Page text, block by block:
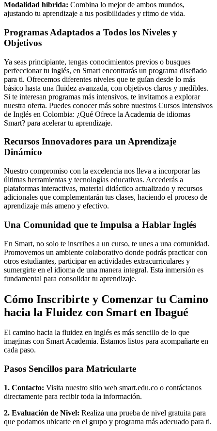
Modalidad híbrida: Combina lo mejor de ambos mundos,
ajustando tu aprendizaje a tus posibilidades y ritmo de vida.
Programas Adaptados a Todos los Niveles y
Objetivos
Ya seas principiante, tengas conocimientos previos o busques
perfeccionar tu inglés, en Smart encontrarás un programa diseñado
para ti. Ofrecemos diferentes niveles que te guían desde lo más
básico hasta una fluidez avanzada, con objetivos claros y medibles.
Si te interesan programas más intensivos, te invitamos a explorar
nuestra oferta. Puedes conocer más sobre nuestros Cursos Intensivos
de Inglés en Colombia: ¿Qué Ofrece la Academia de idiomas
Smart? para acelerar tu aprendizaje.
Recursos Innovadores para un Aprendizaje
Dinámico
Nuestro compromiso con la excelencia nos lleva a incorporar las
últimas herramientas y tecnologías educativas. Accederás a
plataformas interactivas, material didáctico actualizado y recursos
adicionales que complementarán tus clases, haciendo el proceso de
aprendizaje más ameno y efectivo.
Una Comunidad que te Impulsa a Hablar Inglés
En Smart, no solo te inscribes a un curso, te unes a una comunidad.
Promovemos un ambiente colaborativo donde podrás practicar con
otros estudiantes, participar en actividades extracurriculares y
sumergirte en el idioma de una manera integral. Esta inmersión es
fundamental para consolidar tu aprendizaje.
Cómo Inscribirte y Comenzar tu Camino
hacia la Fluidez con Smart en Ibagué
El camino hacia la fluidez en inglés es más sencillo de lo que
imaginas con Smart Academia. Estamos listos para acompañarte en
cada paso.
Pasos Sencillos para Matricularte
1. Contacto: Visita nuestro sitio web smart.edu.co o contáctanos
directamente para recibir toda la información.
2. Evaluación de Nivel: Realiza una prueba de nivel gratuita para
que podamos ubicarte en el grupo y programa más adecuado para ti.